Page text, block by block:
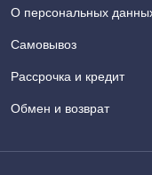
О персональных
Самовывоз
Рассрочка и кредит
Обмен и возврат